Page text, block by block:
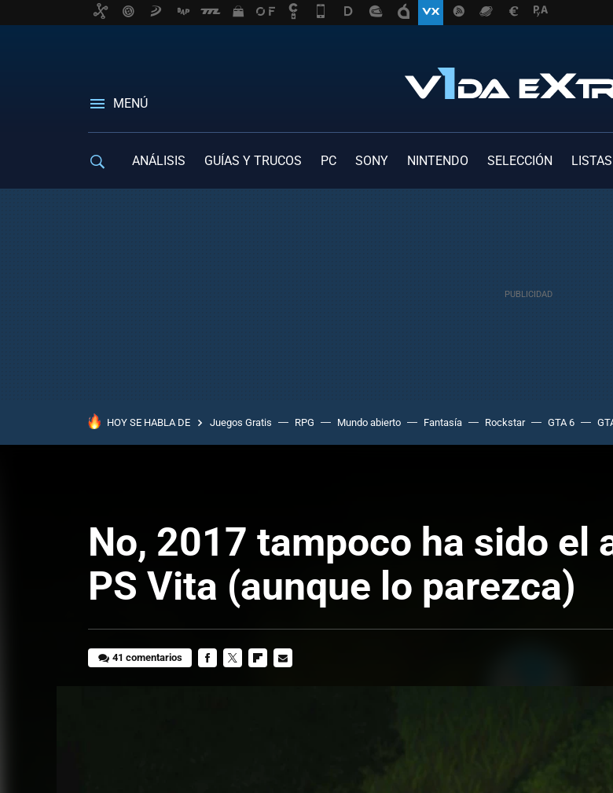
MENÚ
ANÁLISIS GUÍAS Y TRUCOS PC SONY NINTENDO SELECCIÓN
HOY SE HABLA DE Juegos Gratis RPG Mundo abierto Fantasía Rockstar GTA 6
No, 2017 tampoco ha sido el
PS Vita (aunque lo parezca)
41 comentarios